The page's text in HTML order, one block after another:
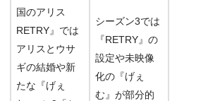
国のアリス
RETRY』では
アリスとウサ
ギの結婚や新
たな『げぇ
シーズン3では
『RETRY』の
設定や未映像
化の『げぇ
む』が部分的